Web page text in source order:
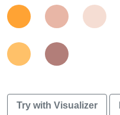
Try with Visualizer